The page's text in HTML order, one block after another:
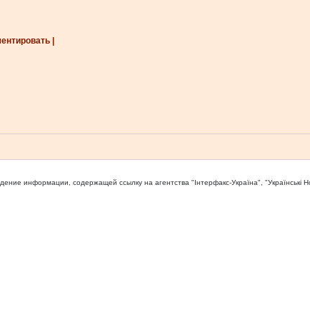
|
информации, содержащей ссылку на агентства "Iнтерфакс-Україна", "Українськi